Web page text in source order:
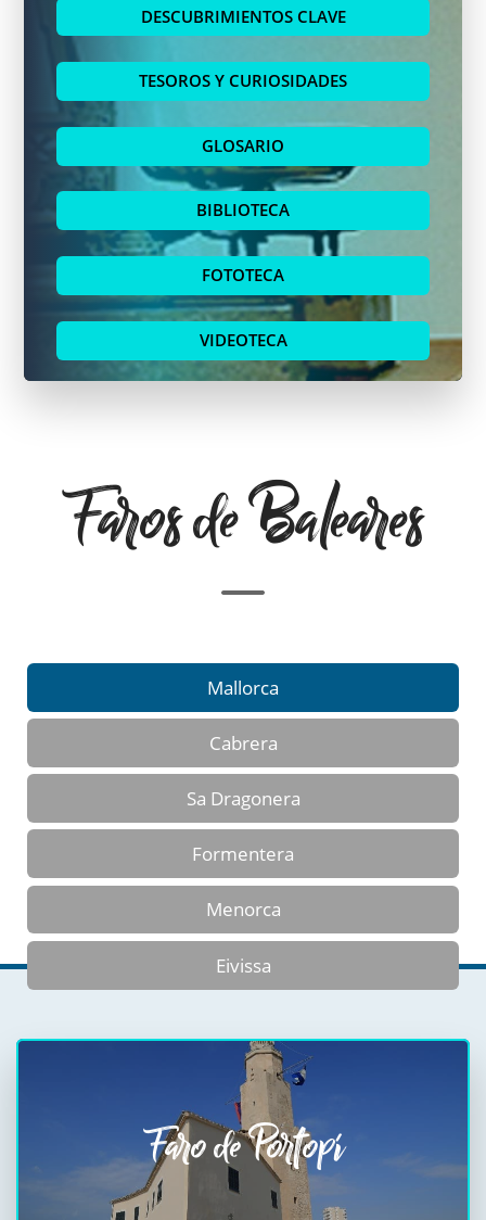
DESCUBRIMIENTOS CLAVE
TESOROS Y CURIOSIDADES
GLOSARIO
BIBLIOTECA
FOTOTECA
VIDEOTECA
Faros de Baleares
Mallorca
Cabrera
Sa Dragonera
Formentera
Menorca
Eivissa
Faro de Portopí